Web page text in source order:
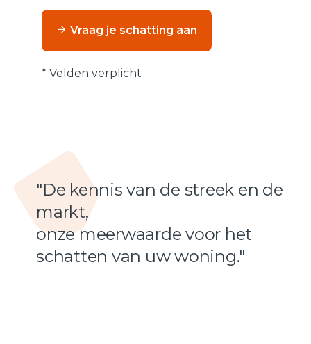
Vraag je schatting aan
* Velden verplicht
"De kennis van de streek en de
markt,
onze meerwaarde voor het
schatten van uw woning."